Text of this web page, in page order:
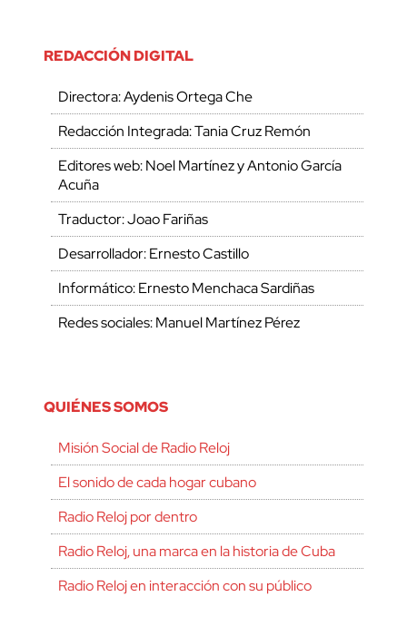
REDACCIÓN DIGITAL
Directora: Aydenis Ortega Che
Redacción Integrada: Tania Cruz Remón
Editores web: Noel Martínez y Antonio García
Acuña
Traductor: Joao Fariñas
Desarrollador: Ernesto Castillo
Informático: Ernesto Menchaca Sardiñas
Redes sociales: Manuel Martínez Pérez
QUIÉNES SOMOS
Misión Social de Radio Reloj
El sonido de cada hogar cubano
Radio Reloj por dentro
Radio Reloj, una marca en la historia de Cuba
Radio Reloj en interacción con su público